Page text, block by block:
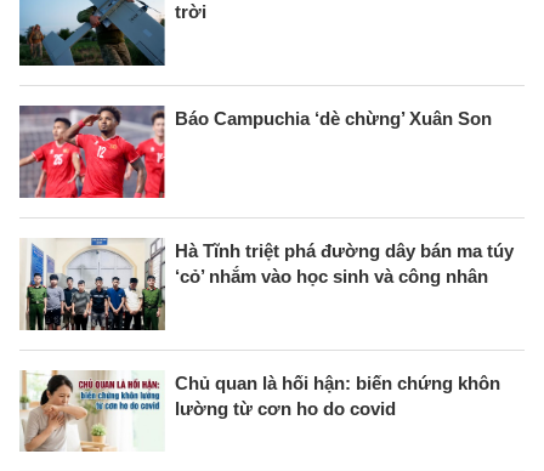
trời
Báo Campuchia ‘dè chừng’ Xuân Son
Hà Tĩnh triệt phá đường dây bán ma túy
‘cỏ’ nhắm vào học sinh và công nhân
Chủ quan là hối hận: biến chứng khôn
lường từ cơn ho do covid